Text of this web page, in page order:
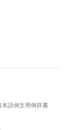
語例文用例辞書